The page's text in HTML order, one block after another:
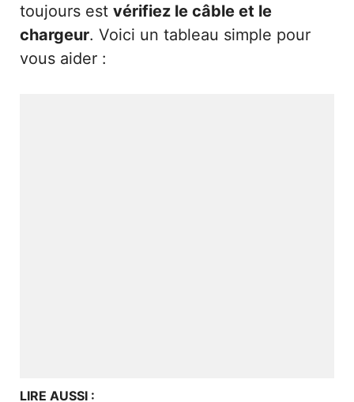
toujours est vérifiez le câble et le
chargeur. Voici un tableau simple pour
vous aider :
LIRE AUSSI :